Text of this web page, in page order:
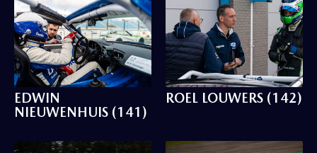
EDWIN
NIEUWENHUIS (141)
ROEL LOUWERS (142)